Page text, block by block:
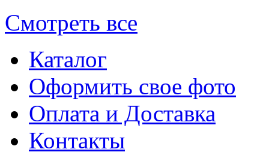
Смотреть все
Каталог
Оформить свое фото
Оплата и Доставка
Контакты